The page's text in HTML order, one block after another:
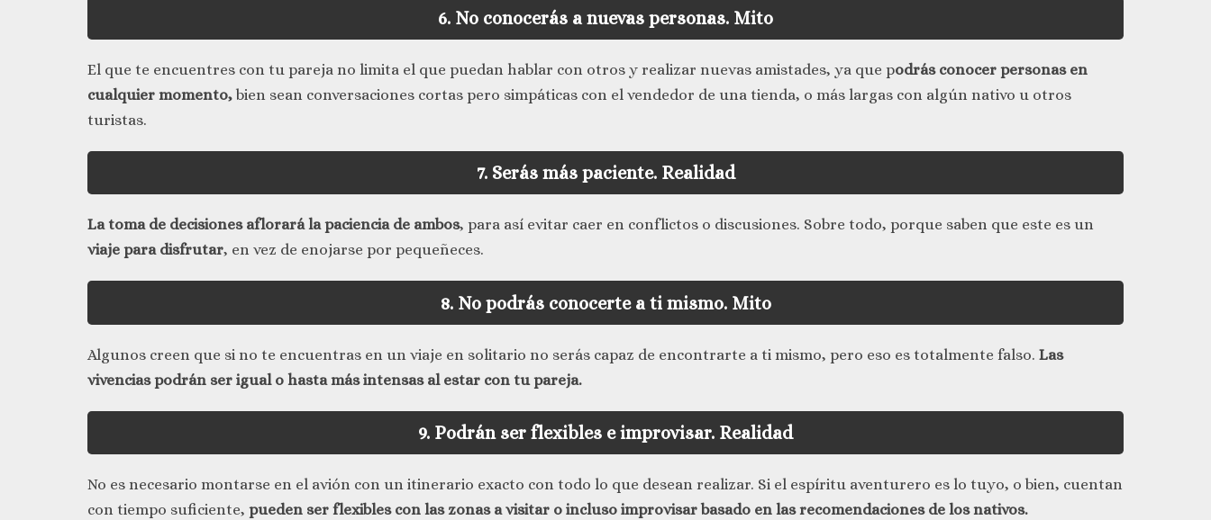
6. No conocerás a nuevas personas. Mito
El que te encuentres con tu pareja no limita el que puedan hablar con otros y realizar nuevas amistades, ya que podrás conocer personas en
cualquier momento, bien sean conversaciones cortas pero simpáticas con el vendedor de una tienda, o más largas con algún nativo u otros
turistas.
7. Serás más paciente. Realidad
La toma de decisiones aflorará la paciencia de ambos, para así evitar caer en conflictos o discusiones. Sobre todo, porque saben que este es un
viaje para disfrutar, en vez de enojarse por pequeñeces.
8. No podrás conocerte a ti mismo. Mito
Algunos creen que si no te encuentras en un viaje en solitario no serás capaz de encontrarte a ti mismo, pero eso es totalmente falso. Las
vivencias podrán ser igual o hasta más intensas al estar con tu pareja.
9. Podrán ser flexibles e improvisar. Realidad
No es necesario montarse en el avión con un itinerario exacto con todo lo que desean realizar. Si el espíritu aventurero es lo tuyo, o bien, cuentan
con tiempo suficiente, pueden ser flexibles con las zonas a visitar o incluso improvisar basado en las recomendaciones de los nativos.